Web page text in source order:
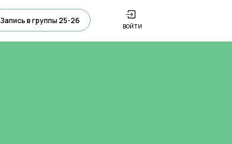
Запись в группы 25-26
войти